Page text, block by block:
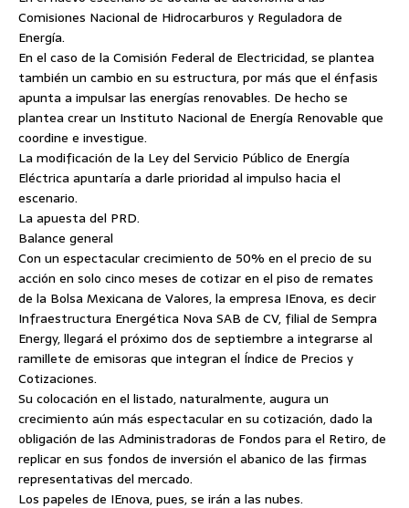
Comisiones Nacional de Hidrocarburos y Reguladora de
Energía.
En el caso de la Comisión Federal de Electricidad, se plantea
también un cambio en su estructura, por más que el énfasis
apunta a impulsar las energías renovables. De hecho se
plantea crear un Instituto Nacional de Energía Renovable que
coordine e investigue.
La modificación de la Ley del Servicio Público de Energía
Eléctrica apuntaría a darle prioridad al impulso hacia el
escenario.
La apuesta del PRD.
Balance general
Con un espectacular crecimiento de 50% en el precio de su
acción en solo cinco meses de cotizar en el piso de remates
de la Bolsa Mexicana de Valores, la empresa IEnova, es decir
Infraestructura Energética Nova SAB de CV, filial de Sempra
Energy, llegará el próximo dos de septiembre a integrarse al
ramillete de emisoras que integran el Índice de Precios y
Cotizaciones.
Su colocación en el listado, naturalmente, augura un
crecimiento aún más espectacular en su cotización, dado la
obligación de las Administradoras de Fondos para el Retiro, de
replicar en sus fondos de inversión el abanico de las firmas
representativas del mercado.
Los papeles de IEnova, pues, se irán a las nubes.